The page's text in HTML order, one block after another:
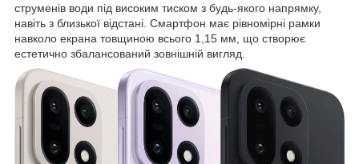
струменів води під високим тиском з будь-якого напрямку,
навіть з близької відстані. Смартфон має рівномірні рамки
навколо екрана товщиною всього 1,15 мм, що створює
естетично збалансований зовнішній вигляд.